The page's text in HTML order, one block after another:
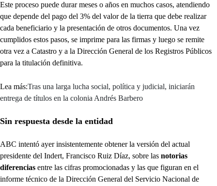
Este proceso puede durar meses o años en muchos casos, atendiendo
que depende del pago del 3% del valor de la tierra que debe realizar
cada beneficiario y la presentación de otros documentos. Una vez
cumplidos estos pasos, se imprime para las firmas y luego se remite
otra vez a Catastro y a la Dirección General de los Registros Públicos
para la titulación definitiva.
Lea más:Tras una larga lucha social, política y judicial, iniciarán
entrega de títulos en la colonia Andrés Barbero
Sin respuesta desde la entidad
ABC intentó ayer insistentemente obtener la versión del actual
presidente del Indert, Francisco Ruiz Díaz, sobre las notorias
diferencias entre las cifras promocionadas y las que figuran en el
informe técnico de la Dirección General del Servicio Nacional de